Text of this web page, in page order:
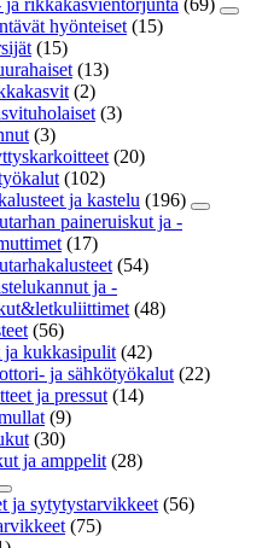
ja rikkakasvientorjunta (69)
hyönteiset (15)
(15)
(13)
(2)
(3)
(3)
(20)
(102)
ja kastelu (196)
paineruiskut ja -
(17)
(54)
ja -
(48)
(56)
ja kukkasipulit (42)
ja sähkötyökalut (22)
ja pressut (14)
(9)
(30)
ja amppelit (28)
ja sytytystarvikkeet (56)
(75)